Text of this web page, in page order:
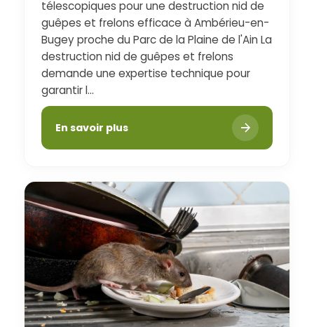
télescopiques pour une destruction nid de
guêpes et frelons efficace à Ambérieu-en-
Bugey proche du Parc de la Plaine de l'Ain La
destruction nid de guêpes et frelons
demande une expertise technique pour
garantir l...
En savoir plus